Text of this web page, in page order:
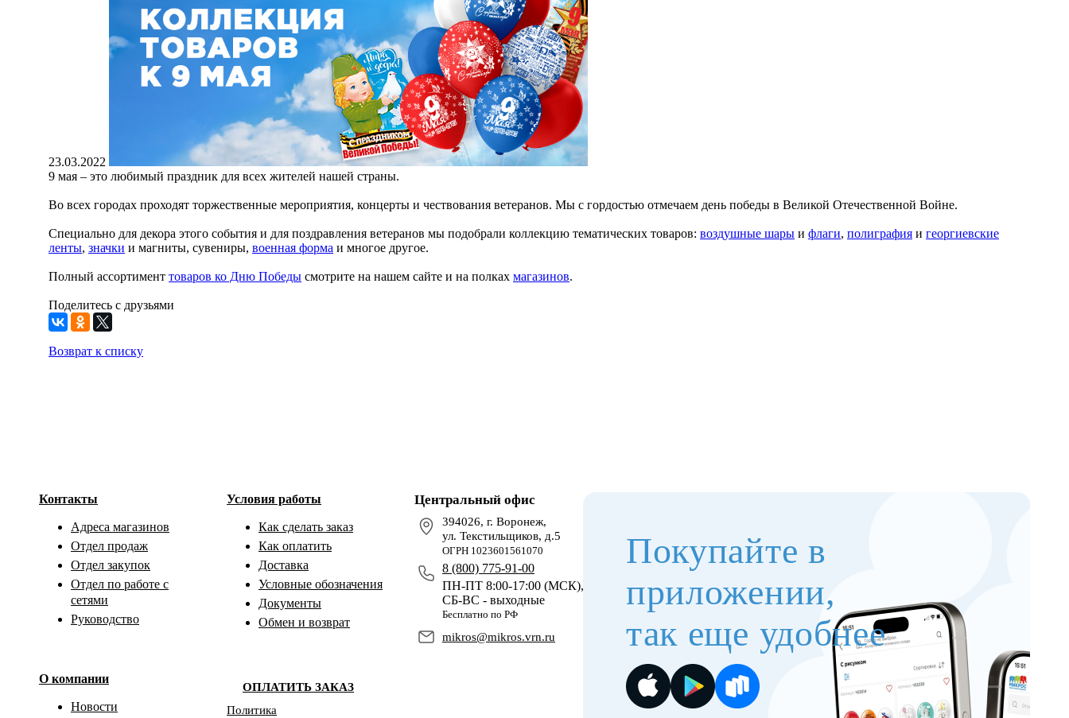
23.03.2022
9 мая – это любимый праздник для всех жителей нашей страны.
Во всех городах проходят торжественные мероприятия, концерты и чествования ветеранов. Мы с гордостью отмечаем день победы в Великой Отечественной Войне.
Специально для декора этого события и для поздравления ветеранов мы подобрали коллекцию тематических товаров: воздушные шары и флаги, полиграфия и георгиевские
ленты, значки и магниты, сувениры, военная форма и многое другое.
Полный ассортимент товаров ко Дню Победы смотрите на нашем сайте и на полках магазинов.
Поделитесь с друзьями
Возврат к списку
Центральный офис
394026, г. Воронеж,
ул. Текстильщиков, д.5
ОГРН 1023601561070
8 (800) 775-91-00
ПН-ПТ 8:00-17:00 (МСК),
СБ-ВС - выходные
Бесплатно по РФ
mikros@mikros.vrn.ru
Контакты
Адреса магазинов
Отдел продаж
Отдел закупок
Отдел по работе с
сетями
Руководство
О компании
Новости
Условия работы
Как сделать заказ
Как оплатить
Доставка
Условные обозначения
Документы
Обмен и возврат
ОПЛАТИТЬ ЗАКАЗ
Политика
Покупайте в
приложении,
так еще удобнее